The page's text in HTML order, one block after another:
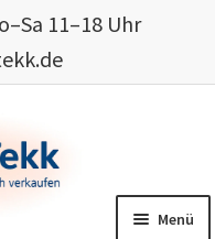
11–18 Uhr
Menü